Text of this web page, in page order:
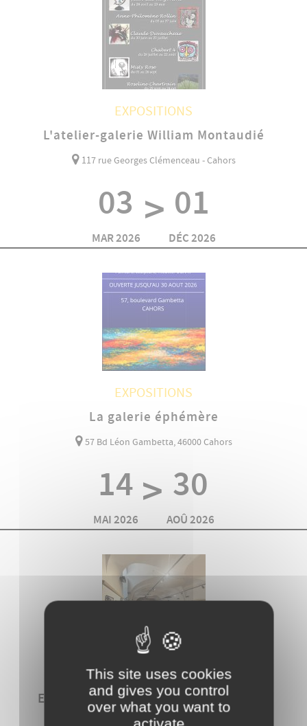
EXPOSITIONS
L'atelier-galerie William Montaudié
117 rue Georges Clémenceau - Cahors
03
MAR 2026 > 01
DÉC 2026
EXPOSITIONS
La galerie éphémère
57 Bd Léon Gambetta, 46000 Cahors
14
MAI 2026 > 30
AOÛ 2026
VISITES GUIDÉES
Exposition ParcourS, un regard sur le
pastoralisme
This site uses cookies
and gives you control
over what you want to